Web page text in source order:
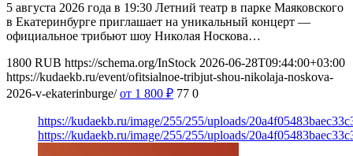
5 августа 2026 года в 19:30 Летний театр в парке Маяковского
в Екатеринбурге приглашает на уникальный концерт —
официальное трибьют шоу Николая Носкова…
1800 RUB https://schema.org/InStock 2026-06-28T09:44:00+03:00
https://kudaekb.ru/event/ofitsialnoe-tribjut-shou-nikolaja-noskova-
2026-v-ekaterinburge/ от 1 800 ₽ 77 0
https://kudaekb.ru/image/255/255/uploads/
https://kudaekb.ru/image/255/255/uploads/